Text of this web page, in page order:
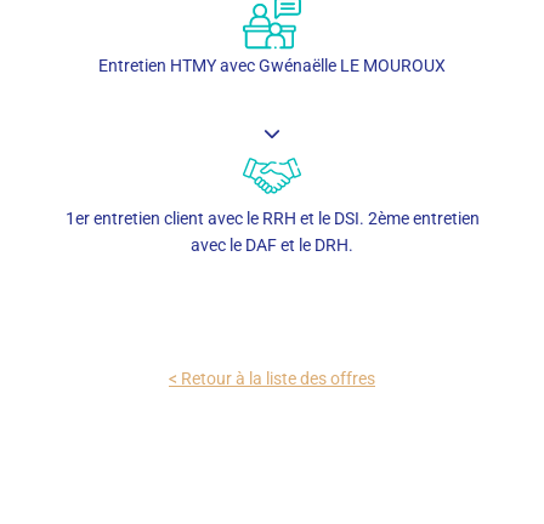
Entretien HTMY avec Gwénaëlle LE MOUROUX
1er entretien client avec le RRH et le DSI. 2ème entretien
avec le DAF et le DRH.
< Retour à la liste des offres